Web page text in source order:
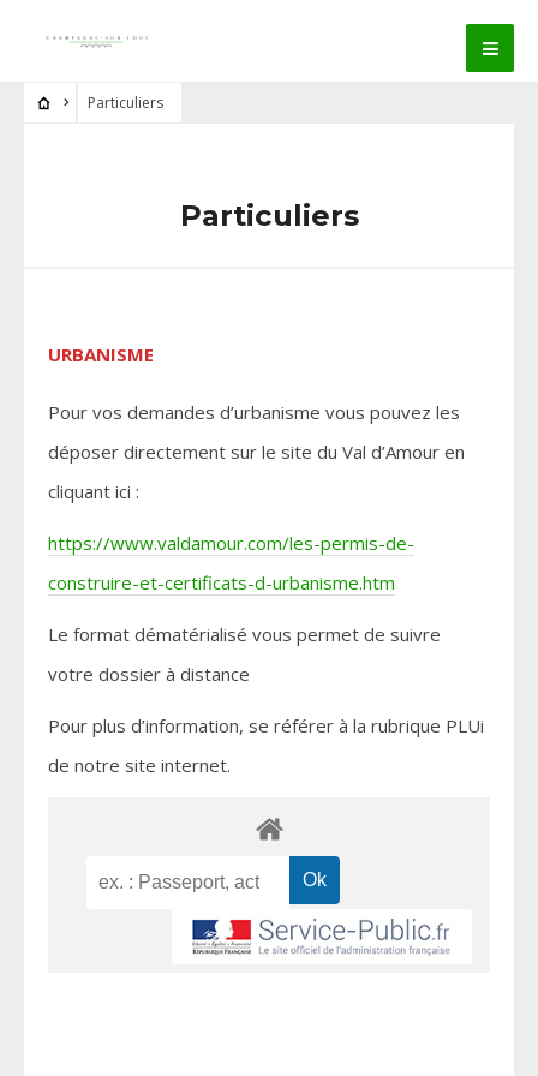
Particuliers
Particuliers
URBANISME
Pour vos demandes d’urbanisme vous pouvez les
déposer directement sur le site du Val d’Amour en
cliquant ici :
https://www.valdamour.com/les-permis-de-
construire-et-certificats-d-urbanisme.htm
Le format dématérialisé vous permet de suivre
votre dossier à distance
Pour plus d’information, se référer à la rubrique PLUi
de notre site internet.